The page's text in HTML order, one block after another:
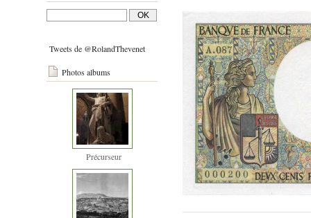
Tweets de @RolandThevenet
Photos albums
Précurseur